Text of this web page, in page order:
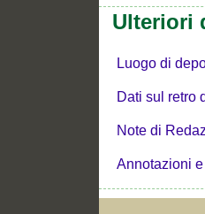
Ulteriori
Luogo di
Dati sul retro
Note di
Annotazioni